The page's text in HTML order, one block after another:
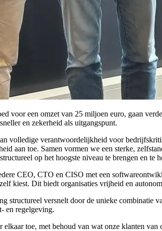
voor een omzet van 25 miljoen euro, gaan
en zekerheid als uitgangspunt.
volledige verantwoordelijkheid voor
aan toe. Samen vormen we een sterke,
op het hoogste niveau te brengen en te
CEO, CTO en CISO met een
kiest. Dit biedt organisaties vrijheid en
structureel versnelt door de unieke combinatie
en regelgeving.
toe, met behoud van wat onze klanten